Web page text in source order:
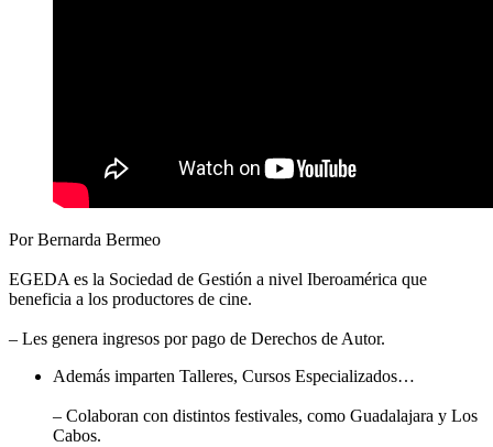
Por Bernarda Bermeo
EGEDA es la Sociedad de Gestión a nivel Iberoamérica que
beneficia a los productores de cine.
– Les genera ingresos por pago de Derechos de Autor.
Además imparten Talleres, Cursos Especializados…
– Colaboran con distintos festivales, como Guadalajara y Los
Cabos.